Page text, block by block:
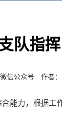
队指
信公众号 作者
能力，根据